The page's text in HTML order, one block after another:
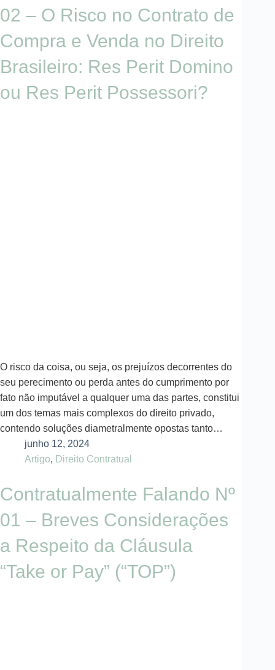
02 – O Risco no Contrato de
Compra e Venda no Direito
Brasileiro: Res Perit Domino
ou Res Perit Possessori?
O risco da coisa, ou seja, os prejuízos decorrentes do
seu perecimento ou perda antes do cumprimento por
fato não imputável a qualquer uma das partes, constitui
um dos temas mais complexos do direito privado,
contendo soluções diametralmente opostas tanto…
junho 12, 2024
Artigo, Direito Contratual
Contratualmente Falando Nº
01 – Breves Considerações
a Respeito da Cláusula
“Take or Pay” (“TOP”)